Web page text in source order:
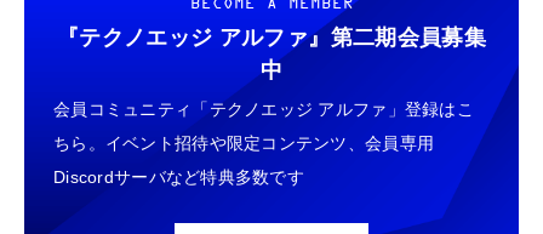
BECOME A MEMBER
『テクノエッジ アルファ』 第二期会員募集
中
会員コミュニティ「テクノエッジ アルファ」登録はこ
ちら。イベント招待や限定コンテンツ、会員専用
Discordサーバなど特典多数です